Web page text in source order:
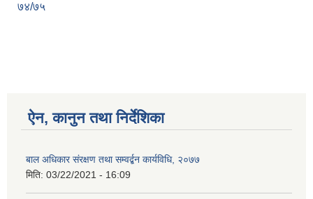
७४/७५
ऐन, कानुन तथा निर्देशिका
बाल अधिकार संरक्षण तथा सम्वर्द्बन कार्यविधि, २०७७
मिति: 03/22/2021 - 16:09